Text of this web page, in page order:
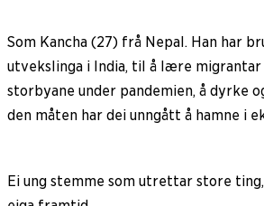
Som Kancha (27) frå Nepal. Han har
utvekslinga i India, til å lære
storbyane under pandemien, å dyrke
den måten har dei unngått å hamne i
Ei ung stemme som utrettar store